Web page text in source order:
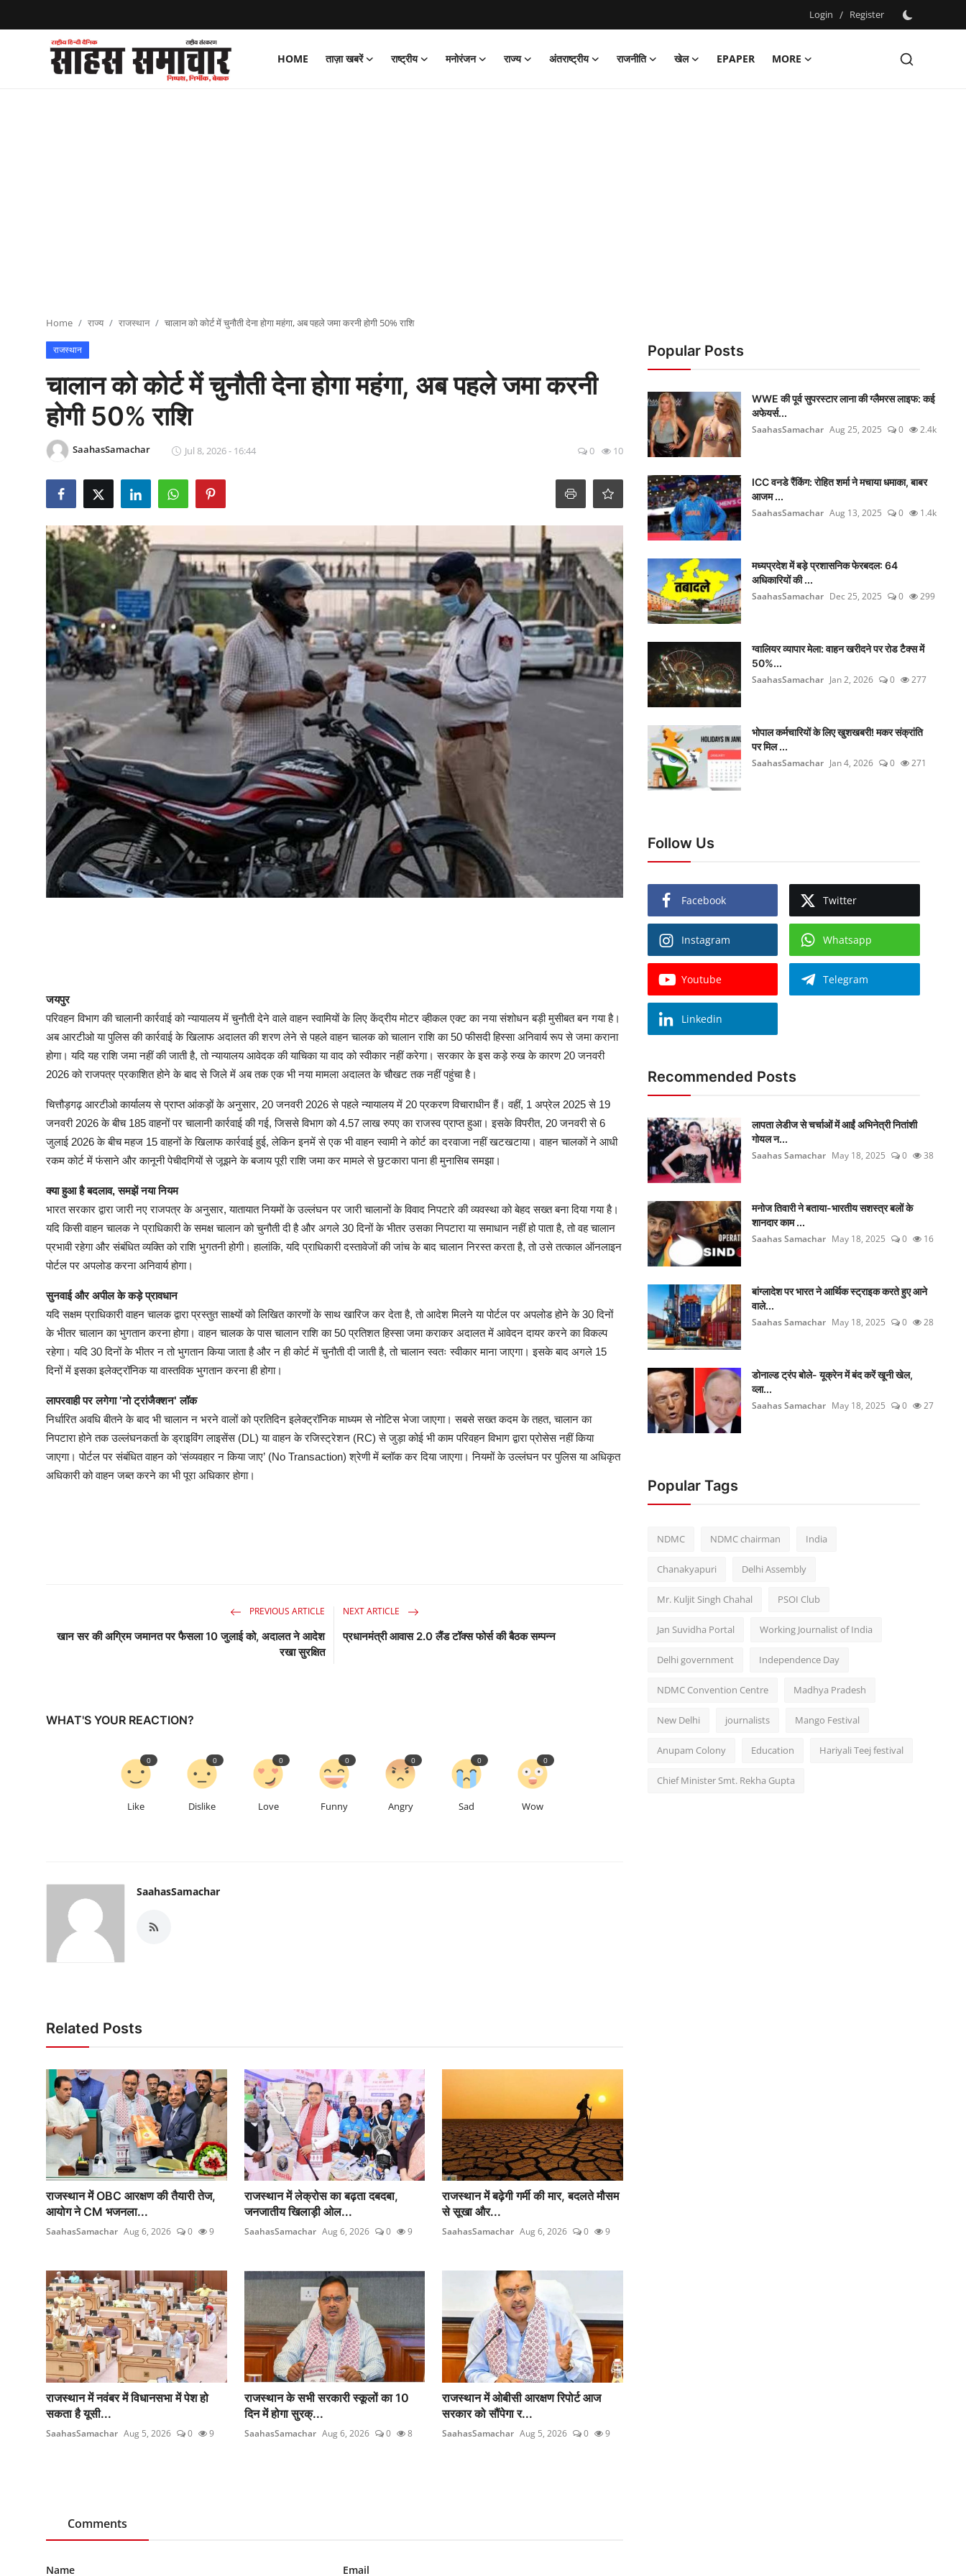
Login / Register
HOME ताज़ा खबरें राष्ट्रीय मनोरंजन राज्य अंतराष्ट्रीय राजनीति खेल EPAPER
MORE
Register
Home राज्य राजस्थान चालान को कोर्ट में चुनौती देना होगा महंगा, अब पहले जमा करनी होगी 50% राशि
राजस्थान
चालान को कोर्ट में चुनौती देना होगा महंगा, अब पहले जमा करनी
होगी 50% राशि
SaahasSamachar Jul 8, 2026 - 16:44 0 10
जयपुर
परिवहन विभाग की चालानी कार्रवाई को न्यायालय में चुनौती देने वाले वाहन स्वामियों के लिए केंद्रीय मोटर व्हीकल एक्ट का नया संशोधन बड़ी मुसीबत बन गया है।
अब आरटीओ या पुलिस की कार्रवाई के खिलाफ अदालत की शरण लेने से पहले वाहन चालक को चालान राशि का 50 फीसदी हिस्सा अनिवार्य रूप से जमा कराना
होगा। यदि यह राशि जमा नहीं की जाती है, तो न्यायालय आवेदक की याचिका या वाद को स्वीकार नहीं करेगा। सरकार के इस कड़े रुख के कारण 20 जनवरी
2026 को राजपत्र प्रकाशित होने के बाद से जिले में अब तक एक भी नया मामला अदालत के चौखट तक नहीं पहुंचा है।
चित्तौड़गढ़ आरटीओ कार्यालय से प्राप्त आंकड़ों के अनुसार, 20 जनवरी 2026 से पहले न्यायालय में 20 प्रकरण विचाराधीन हैं। वहीं, 1 अप्रेल 2025 से 19
जनवरी 2026 के बीच 185 वाहनों पर चालानी कार्रवाई की गई, जिससे विभाग को 4.57 लाख रुपए का राजस्व प्राप्त हुआ। इसके विपरीत, 20 जनवरी से 6
जुलाई 2026 के बीच महज 15 वाहनों के खिलाफ कार्रवाई हुई, लेकिन इनमें से एक भी वाहन स्वामी ने कोर्ट का दरवाजा नहीं खटखटाया। वाहन चालकों ने आधी
रकम कोर्ट में फंसाने और कानूनी पेचीदगियों से जूझने के बजाय पूरी राशि जमा कर मामले से छुटकारा पाना ही मुनासिब समझा।
क्या हुआ है बदलाव, समझें नया नियम
भारत सरकार द्वारा जारी नए राजपत्र के अनुसार, यातायात नियमों के उल्लंघन पर जारी चालानों के विवाद निपटारे की व्यवस्था को बेहद सख्त बना दिया गया है।
यदि किसी वाहन चालक ने प्राधिकारी के समक्ष चालान को चुनौती दी है और अगले 30 दिनों के भीतर उसका निपटारा या समाधान नहीं हो पाता है, तो वह चालान
प्रभावी रहेगा और संबंधित व्यक्ति को राशि भुगतनी होगी। हालांकि, यदि प्राधिकारी दस्तावेजों की जांच के बाद चालान निरस्त करता है, तो उसे तत्काल ऑनलाइन
पोर्टल पर अपलोड करना अनिवार्य होगा।
सुनवाई और अपील के कड़े प्रावधान
यदि सक्षम प्राधिकारी वाहन चालक द्वारा प्रस्तुत साक्ष्यों को लिखित कारणों के साथ खारिज कर देता है, तो आदेश मिलने या पोर्टल पर अपलोड होने के 30 दिनों
के भीतर चालान का भुगतान करना होगा। वाहन चालक के पास चालान राशि का 50 प्रतिशत हिस्सा जमा कराकर अदालत में आवेदन दायर करने का विकल्प
रहेगा। यदि 30 दिनों के भीतर न तो भुगतान किया जाता है और न ही कोर्ट में चुनौती दी जाती है, तो चालान स्वतः स्वीकार माना जाएगा। इसके बाद अगले 15
दिनों में इसका इलेक्ट्रॉनिक या वास्तविक भुगतान करना ही होगा।
लापरवाही पर लगेगा 'नो ट्रांजैक्शन' लॉक
निर्धारित अवधि बीतने के बाद भी चालान न भरने वालों को प्रतिदिन इलेक्ट्रॉनिक माध्यम से नोटिस भेजा जाएगा। सबसे सख्त कदम के तहत, चालान का
निपटारा होने तक उल्लंघनकर्ता के ड्राइविंग लाइसेंस (DL) या वाहन के रजिस्ट्रेशन (RC) से जुड़ा कोई भी काम परिवहन विभाग द्वारा प्रोसेस नहीं किया
जाएगा। पोर्टल पर संबंधित वाहन को ‘संव्यवहार न किया जाए’ (No Transaction) श्रेणी में ब्लॉक कर दिया जाएगा। नियमों के उल्लंघन पर पुलिस या अधिकृत
अधिकारी को वाहन जब्त करने का भी पूरा अधिकार होगा।
PREVIOUS ARTICLE
खान सर की अग्रिम जमानत पर फैसला 10 जुलाई को, अदालत ने आदेश
रखा सुरक्षित
NEXT ARTICLE
प्रधानमंत्री आवास 2.0 लैंड टॉक्स फोर्स की बैठक सम्पन्न
WHAT'S YOUR REACTION?
Like
0
Dislike
0
Love
0
Funny
0
Angry
0
Sad
0
Wow
0
SaahasSamachar
Related Posts
राजस्थान में OBC आरक्षण की तैयारी तेज,
आयोग ने CM भजनला...
SaahasSamachar Aug 6, 2026 0 9
राजस्थान में लेक्रोस का बढ़ता दबदबा,
जनजातीय खिलाड़ी ओल...
SaahasSamachar Aug 6, 2026 0 9
राजस्थान में बढ़ेगी गर्मी की मार, बदलते मौसम
से सूखा और...
SaahasSamachar Aug 6, 2026 0 9
राजस्थान में नवंबर में विधानसभा में पेश हो
सकता है यूसी...
SaahasSamachar Aug 5, 2026 0 9
राजस्थान के सभी सरकारी स्कूलों का 10
दिन में होगा सुरक्...
SaahasSamachar Aug 6, 2026 0 8
राजस्थान में ओबीसी आरक्षण रिपोर्ट आज
सरकार को सौंपेगा र...
SaahasSamachar Aug 5, 2026 0 9
Comments
Name Email
Popular Posts
WWE की पूर्व सुपरस्टार लाना की ग्लैमरस लाइफ: कई
अफेयर्स...
SaahasSamachar Aug 25, 2025 0 2.4k
ICC वनडे रैंकिंग: रोहित शर्मा ने मचाया धमाका, बाबर
आजम ...
SaahasSamachar Aug 13, 2025 0 1.4k
मध्यप्रदेश में बड़े प्रशासनिक फेरबदल: 64
अधिकारियों की ...
SaahasSamachar Dec 25, 2025 0 299
ग्वालियर व्यापार मेला: वाहन खरीदने पर रोड टैक्स में
50%...
SaahasSamachar Jan 2, 2026 0 277
भोपाल कर्मचारियों के लिए खुशखबरी! मकर संक्रांति
पर मिल ...
SaahasSamachar Jan 4, 2026 0 271
Follow Us
Facebook Twitter
Instagram Whatsapp
Youtube Telegram
Linkedin
Recommended Posts
लापता लेडीज से चर्चाओं में आईं अभिनेत्री नितांशी
गोयल न...
Saahas Samachar May 18, 2025 0 38
मनोज तिवारी ने बताया-भारतीय सशस्त्र बलों के
शानदार काम ...
Saahas Samachar May 18, 2025 0 16
बांग्लादेश पर भारत ने आर्थिक स्ट्राइक करते हुए आने
वाले...
Saahas Samachar May 18, 2025 0 28
डोनाल्ड ट्रंप बोले- यूक्रेन में बंद करें खूनी खेल,
व्ला...
Saahas Samachar May 18, 2025 0 27
Popular Tags
NDMC NDMC chairman India
Chanakyapuri Delhi Assembly
Mr. Kuljit Singh Chahal PSOI Club
Jan Suvidha Portal Working Journalist of India
Delhi government Independence Day
NDMC Convention Centre Madhya Pradesh
New Delhi journalists Mango Festival
Anupam Colony Education Hariyali Teej festival
Chief Minister Smt. Rekha Gupta